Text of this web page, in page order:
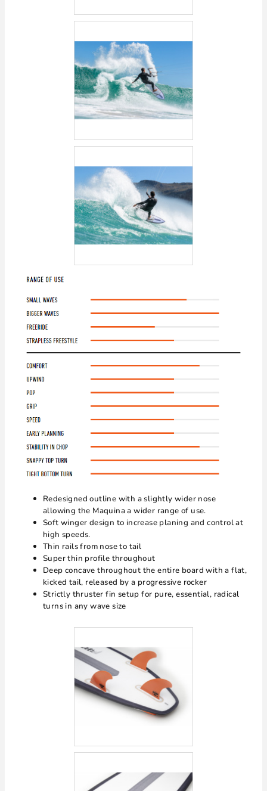
Redesigned outline with a slightly wider nose
allowing the Maquina a wider range of use.
Soft winger design to increase planing and control at
high speeds.
Thin rails from nose to tail
Super thin profile throughout
Deep concave throughout the entire board with a flat,
kicked tail, released by a progressive rocker
Strictly thruster fin setup for pure, essential, radical
turns in any wave size